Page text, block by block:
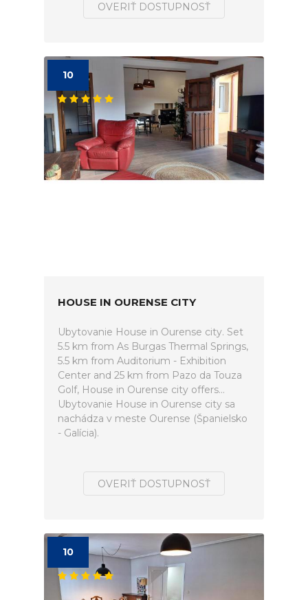
OVERIŤ DOSTUPNOSŤ
10
HOUSE IN OURENSE CITY
Ubytovanie House in Ourense city. Set
5.5 km from As Burgas Thermal Springs,
5.5 km from Auditorium - Exhibition
Center and 25 km from Pazo da Touza
Golf, House in Ourense city offers...
Ubytovanie House in Ourense city sa
nachádza v meste Ourense (Španielsko
- Galícia).
OVERIŤ DOSTUPNOSŤ
10